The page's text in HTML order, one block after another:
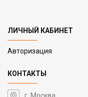
ЛИЧНЫЙ КАБИНЕТ
Авторизация
КОНТАКТЫ